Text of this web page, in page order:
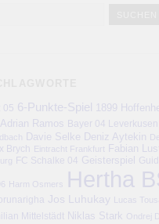
05 6-Punkte-Spiel 1899
Adrian Ramos Bayer 04 Leverkusen
Davie Selke Deniz Aytekin
Brych Eintracht Frankfurt
Fabian
FC Schalke 04 Geisterspiel
Harm Osmers Hertha
Jos Luhukay Lucas
Mittelstädt Niklas Stark Ondrej